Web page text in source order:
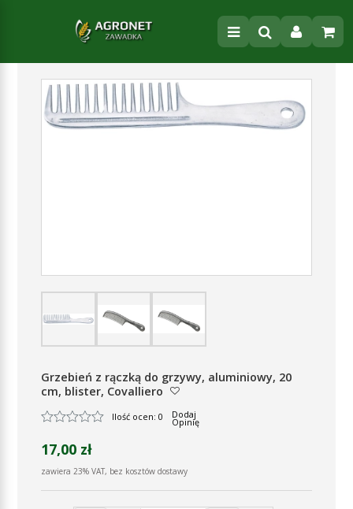
Grzebień z rączką do grzywy, aluminiowy, 20
cm, blister, Covalliero
Ilość ocen: 0 Dodaj
Opinię
17,00 zł
zawiera 23% VAT, bez kosztów dostawy